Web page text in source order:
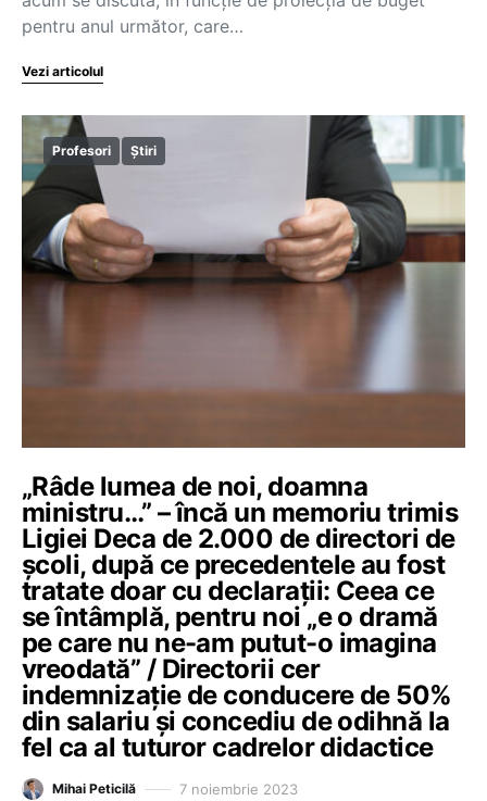
pentru anul următor, care…
Vezi articolul
Profesori Știri
„Râde lumea de noi, doamna
ministru…” – încă un memoriu trimis
Ligiei Deca de 2.000 de directori de
școli, după ce precedentele au fost
tratate doar cu declarații: Ceea ce
se întâmplă, pentru noi „e o dramă
pe care nu ne-am putut-o imagina
vreodată” / Directorii cer
indemnizație de conducere de 50%
din salariu și concediu de odihnă la
fel ca al tuturor cadrelor didactice
Mihai Peticilă 7 noiembrie 2023